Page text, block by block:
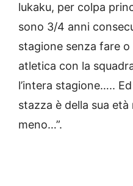
lukaku, per colpa
sono 3/4 anni
stagione senza fare
atletica con la
l’intera stagione…..
stazza è della sua
meno…”.